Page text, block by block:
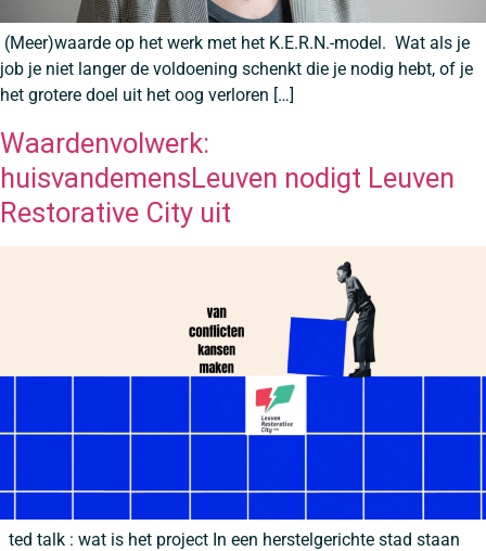
(Meer)waarde op het werk met het K.E.R.N.-model. Wat als je
job je niet langer de voldoening schenkt die je nodig hebt, of je
het grotere doel uit het oog verloren […]
Waardenvolwerk:
huisvandemensLeuven nodigt Leuven
Restorative City uit
ted talk : wat is het project In een herstelgerichte stad staan